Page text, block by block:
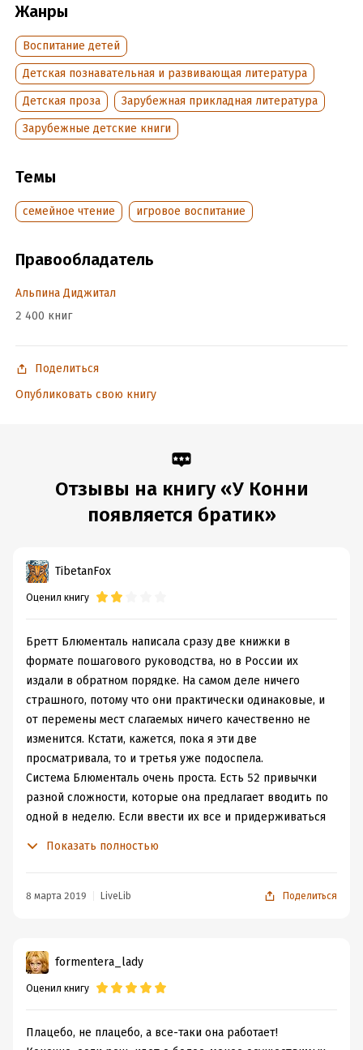
Подробная информация
Дата написания:1 января 1998
Объем:6728
Год издания:2022
Дата поступления:5 апреля 2022
ISBN (EAN):9785961460506
Время на чтение:
Жанры
Воспитание детей
Детская познавательная и развивающая литература
Детская проза
Зарубежная прикладная литература
Зарубежные детские книги
Темы
семейное чтение игровое воспитание
Правообладатель
Альпина Диджитал
2 400 книг
Поделиться
Опубликовать свою книгу
Отзывы на книгу «У Конни
появляется братик»
TibetanFox
Оценил книгу
Бретт Блюменталь написала сразу две книжки в
формате пошагового руководства, но в России их
издали в обратном порядке. На самом деле ничего
страшного, потому что они практически одинаковые, и
от перемены мест слагаемых ничего качественно не
изменится. Кстати, кажется, пока я эти две
просматривала, то и третья уже подоспела.
Система Блюменталь очень проста. Есть 52 привычки
разной сложности, которые она предлагает вводить по
одной в неделю. Если ввести их все и придерживаться
каша во вводной информации. Во-первых, автор
списку, хотя и неважно, в какой последовательности.
Если вы просмотрите список, то увидите, что половина
из них – какая-то чушь. Во-вторых, автор сама
уходит от пары недель до 245 (!) дней. И когда тут
Показать полностью
8 марта 2019 LiveLib Поделиться
formentera_lady
Оценил книгу
Плацебо, не плацебо, а все-таки она работает!